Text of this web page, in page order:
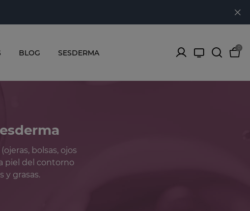
BLOG SESDERMA
0
bolsas, ojos
piel del contorno
y grasas.